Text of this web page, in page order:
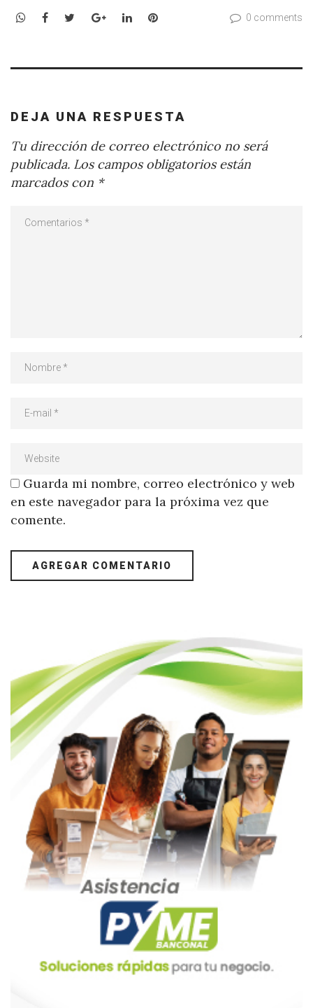
WhatsApp
Facebook
TwitterGoogle+LinkedInPinterest 0 comments
DEJA UNA RESPUESTA
Tu dirección de correo electrónico no será
publicada. Los campos obligatorios están
marcados con *
Guarda mi nombre, correo electrónico y web
en este navegador para la próxima vez que
comente.